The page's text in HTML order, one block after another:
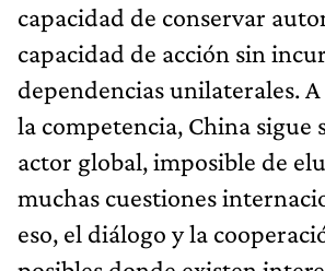
capacidad de conservar
capacidad de acción sin
dependencias unilaterales.
la competencia, China sigue
actor global, imposible de
muchas cuestiones
eso, el diálogo y la